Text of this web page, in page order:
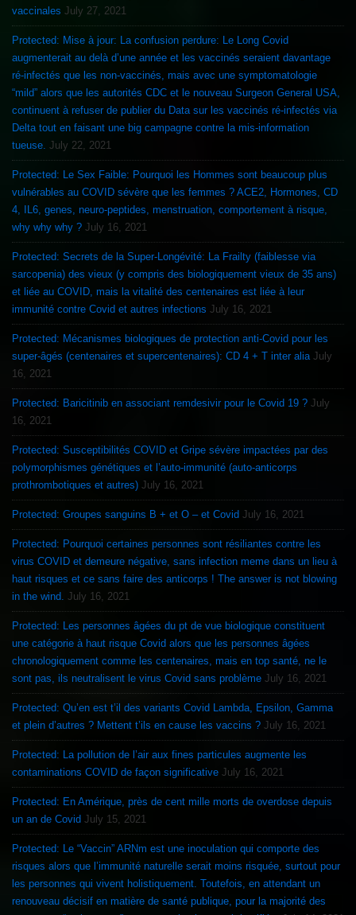
vaccinales July 27, 2021
Protected: Mise à jour: La confusion perdure: Le Long Covid
augmenterait au delà d’une année et les vaccinés seraient davantage
ré-infectés que les non-vaccinés, mais avec une symptomatologie
“mild” alors que les autorités CDC et le nouveau Surgeon General USA,
continuent à refuser de publier du Data sur les vaccinés ré-infectés via
Delta tout en faisant une big campagne contre la mis-information
tueuse. July 22, 2021
Protected: Le Sex Faible: Pourquoi les Hommes sont beaucoup plus
vulnérables au COVID sévère que les femmes ? ACE2, Hormones, CD
4, IL6, genes, neuro-peptides, menstruation, comportement à risque,
why why why ? July 16, 2021
Protected: Secrets de la Super-Longévité: La Frailty (faiblesse via
sarcopenia) des vieux (y compris des biologiquement vieux de 35 ans)
et liée au COVID, mais la vitalité des centenaires est liée à leur
immunité contre Covid et autres infections July 16, 2021
Protected: Mécanismes biologiques de protection anti-Covid pour les
super-âgés (centenaires et supercentenaires): CD 4 + T inter alia July
16, 2021
Protected: Baricitinib en associant remdesivir pour le Covid 19 ? July
16, 2021
Protected: Susceptibilités COVID et Gripe sévère impactées par des
polymorphismes génétiques et l’auto-immunité (auto-anticorps
prothrombotiques et autres) July 16, 2021
Protected: Groupes sanguins B + et O – et Covid July 16, 2021
Protected: Pourquoi certaines personnes sont résiliantes contre les
virus COVID et demeure négative, sans infection meme dans un lieu à
haut risques et ce sans faire des anticorps ! The answer is not blowing
in the wind. July 16, 2021
Protected: Les personnes âgées du pt de vue biologique constituent
une catégorie à haut risque Covid alors que les personnes âgées
chronologiquement comme les centenaires, mais en top santé, ne le
sont pas, ils neutralisent le virus Covid sans problème July 16, 2021
Protected: Qu’en est t’il des variants Covid Lambda, Epsilon, Gamma
et plein d’autres ? Mettent t’ils en cause les vaccins ? July 16, 2021
Protected: La pollution de l’air aux fines particules augmente les
contaminations COVID de façon significative July 16, 2021
Protected: En Amérique, près de cent mille morts de overdose depuis
un an de Covid July 15, 2021
Protected: Le “Vaccin” ARNm est une inoculation qui comporte des
risques alors que l’immunité naturelle serait moins risquée, surtout pour
les personnes qui vivent holistiquement. Toutefois, en attendant un
renouveau décisif en matière de santé publique, pour la majorité des